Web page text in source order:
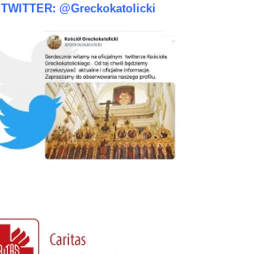
TWITTER: @Greckokatolicki